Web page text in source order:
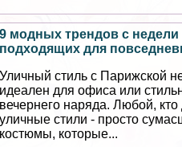
9 модных трендов с
подходящих для
Уличный стиль с Парижской
идеален для офиса или
вечернего наряда. Любой, кто
уличные стили - просто
костюмы, которые...